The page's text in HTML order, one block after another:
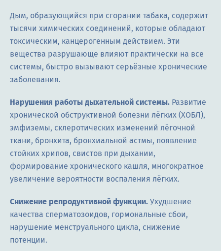
Дым, образующийся при сгорании табака, содержит
тысячи химических соединений, которые обладают
токсическим, канцерогенным действием. Эти
вещества разрушающе влияют практически на все
системы, быстро вызывают серьёзные хронические
заболевания.
Нарушения работы дыхательной системы. Развитие
хронической обструктивной болезни лёгких (ХОБЛ),
эмфиземы, склеротических изменений лёгочной
ткани, бронхита, бронхиальной астмы, появление
стойких хрипов, свистов при дыхании,
формирование хронического кашля, многократное
увеличение вероятности воспаления лёгких.
Снижение репродуктивной функции. Ухудшение
качества сперматозоидов, гормональные сбои,
нарушение менструального цикла, снижение
потенции.